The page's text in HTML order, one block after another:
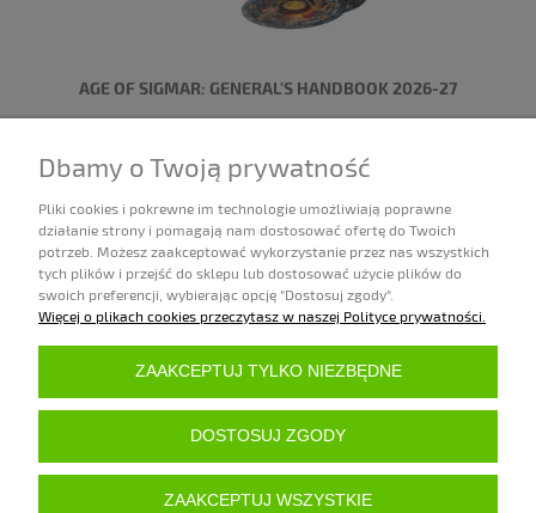
AGE OF SIGMAR: GENERAL'S HANDBOOK 2026-27
Dostępność:
8 sztuk
DO KOSZYKA
« 1 2 3 4 5 ... 10
ZAKUPY
MOJE KONTO
Dbamy o Twoją prywatność
Pliki cookies i pokrewne im technologie umożliwiają poprawne
działanie strony i pomagają nam dostosować ofertę do Twoich
potrzeb. Możesz zaakceptować wykorzystanie przez nas wszystkich
tych plików i przejść do sklepu lub dostosować użycie plików do
swoich preferencji, wybierając opcję "Dostosuj zgody".
Więcej o plikach cookies przeczytasz w naszej Polityce prywatności.
ZAAKCEPTUJ TYLKO NIEZBĘDNE
DOSTOSUJ ZGODY
ZAAKCEPTUJ WSZYSTKIE